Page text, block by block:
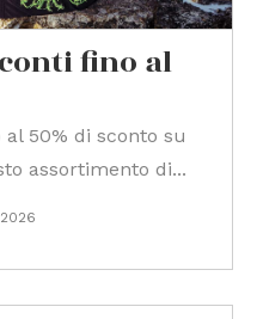
fino al
50% di sconto su
assortimento di...
2026